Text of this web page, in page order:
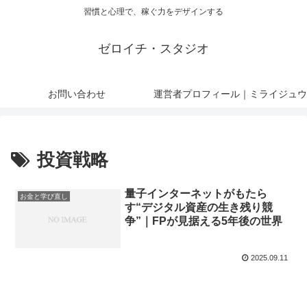
習慣と心理で、稼ぐ力をデザインする
ゼロイチ・スタジオ
お問い合わせ 運営者プロフィール｜ミライジュウ
投資戦略
お金と学び直し
量子インターネットがもたら
す“デジタル資産の生き残り競
争”｜FPが見据える5年後の世界
2025.09.11